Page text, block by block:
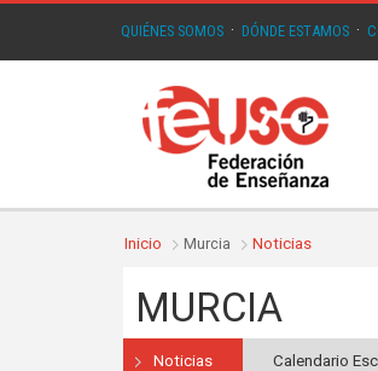
QUIÉNES SOMOS · DÓNDE ESTAMOS ·
Inicio Murcia Noticias
MURCIA
Noticias Calendario